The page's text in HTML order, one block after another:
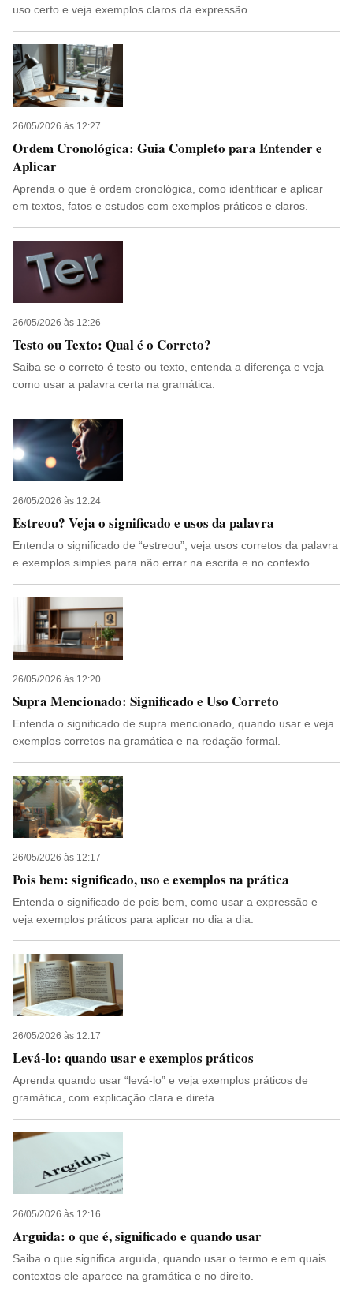
uso certo e veja exemplos claros da expressão.
26/05/2026 às 12:27
Ordem Cronológica: Guia Completo para Entender e
Aplicar
Aprenda o que é ordem cronológica, como identificar e aplicar
em textos, fatos e estudos com exemplos práticos e claros.
26/05/2026 às 12:26
Testo ou Texto: Qual é o Correto?
Saiba se o correto é testo ou texto, entenda a diferença e veja
como usar a palavra certa na gramática.
26/05/2026 às 12:24
Estreou? Veja o significado e usos da palavra
Entenda o significado de “estreou”, veja usos corretos da palavra
e exemplos simples para não errar na escrita e no contexto.
26/05/2026 às 12:20
Supra Mencionado: Significado e Uso Correto
Entenda o significado de supra mencionado, quando usar e veja
exemplos corretos na gramática e na redação formal.
26/05/2026 às 12:17
Pois bem: significado, uso e exemplos na prática
Entenda o significado de pois bem, como usar a expressão e
veja exemplos práticos para aplicar no dia a dia.
26/05/2026 às 12:17
Levá-lo: quando usar e exemplos práticos
Aprenda quando usar “levá-lo” e veja exemplos práticos de
gramática, com explicação clara e direta.
26/05/2026 às 12:16
Arguida: o que é, significado e quando usar
Saiba o que significa arguida, quando usar o termo e em quais
contextos ele aparece na gramática e no direito.